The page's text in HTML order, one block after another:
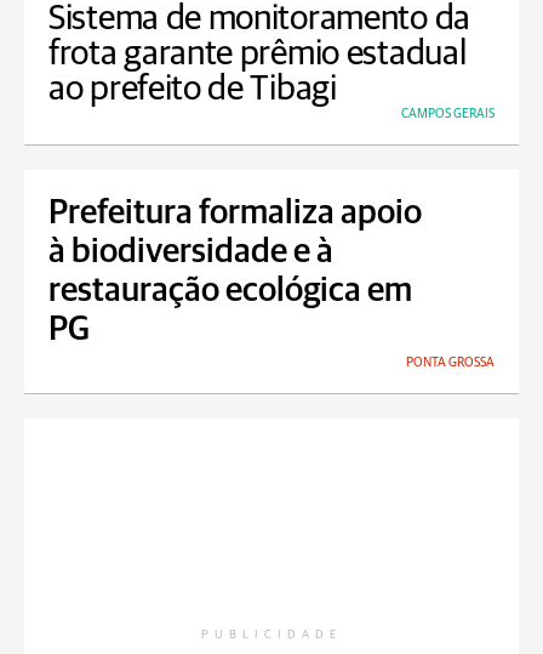
Sistema de monitoramento da
frota garante prêmio estadual
ao prefeito de Tibagi
CAMPOS GERAIS
Prefeitura formaliza apoio
à biodiversidade e à
restauração ecológica em
PG
PONTA GROSSA
PUBLICIDADE